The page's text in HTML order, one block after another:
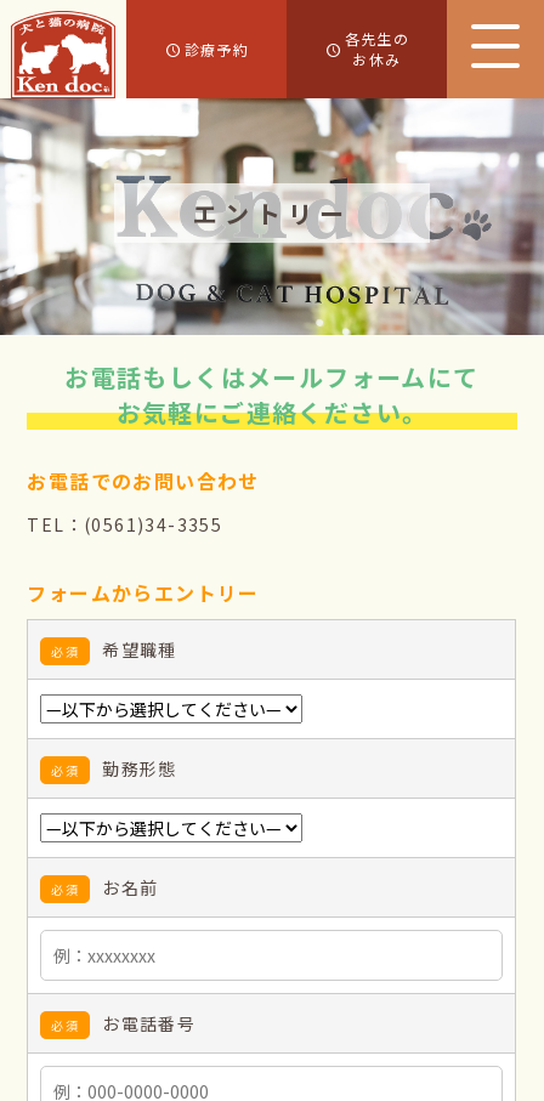
診療予約
各先生の
お休み
エントリー
お電話もしくはメールフォームにて
お気軽にご連絡ください。
お電話でのお問い合わせ
TEL：(0561)34-3355
フォームからエントリー
必須 希望職種
必須 勤務形態
必須 お名前
必須 お電話番号